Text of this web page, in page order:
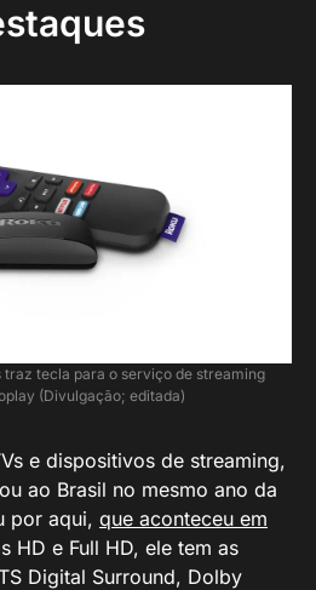
traz tecla para o serviço de streaming
(Divulgação; editada)
e dispositivos de streaming,
ao Brasil no mesmo ano da
por aqui, que aconteceu em
HD e Full HD, ele tem as
Digital Surround, Dolby